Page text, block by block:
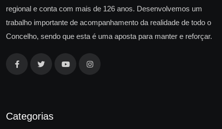
regional e conta com mais de 126 anos. Desenvolvemos um
trabalho importante de acompanhamento da realidade de todo o
Concelho, sendo que esta é uma aposta para manter e reforçar.
Categorias